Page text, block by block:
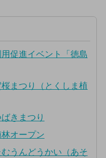
促進イベント「徳島
まつり（とくしま植
きまつり
林オープン
うんどうかい（あそ